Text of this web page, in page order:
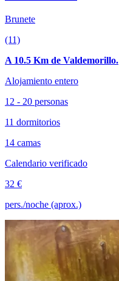
Brunete
(11)
A 10.5 Km de Valdemorillo.
Alojamiento entero
12 - 20 personas
11 dormitorios
14 camas
Calendario verificado
32 €
pers./noche (aprox.)